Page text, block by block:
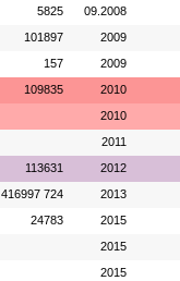
5825 09.2008
101897 2009
157 2009
109835 2010
2010
2011
113631 2012
416997 724 2013
24783 2015
2015
2015